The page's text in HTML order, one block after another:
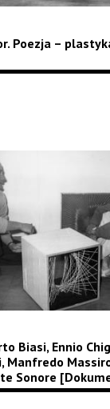
Poezja –
Biasi, Ennio
Manfredo
Sonore